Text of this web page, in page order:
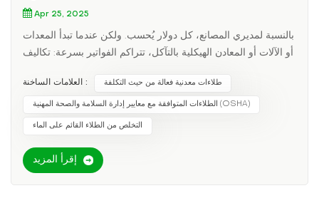
Apr 25, 2025
بالنسبة لمديري المصانع، كل دولار يُحسب. ولكن عندما تبدأ المعدات
أو الآلات أو المعادن الهيكلية بالتآكل، تتراكم الفواتير بسرعة: تكاليف
بسبب تلوثها. قد تبدو الدهانات التقليدية القائمة على المذيبات أرخص
في البداية، لكن تكاليفها الخفية باهظة. التكاليف الخفية للدهانات
القائمة على المذيبات الامتثال الصحي: يمكن أن يكلف تركيب أنظمة
دولار أمريكي لكل مساحة عمل. التخلص من النفايات: يتم تصنيف
المذيبات باعتبارها نفايات خطرة، مما يتطلب بروتوكولات التخلص
العلامات الساخنة : طلاءات معدنية فعالة من حيث التكلفة
الطلاءات المتوافقة مع معايير إدارة السلامة والصحة المهنية (OSHA)
التخلص من الطلاء القائم على الماء
إقرأ المزيد